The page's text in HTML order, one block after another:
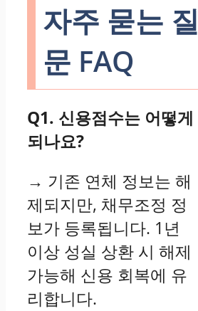
자주 묻는 질
문 FAQ
Q1. 신용점수는 어떻게
되나요?
→ 기존 연체 정보는 해
제되지만, 채무조정 정
보가 등록됩니다. 1년
이상 성실 상환 시 해제
가능해 신용 회복에 유
리합니다.